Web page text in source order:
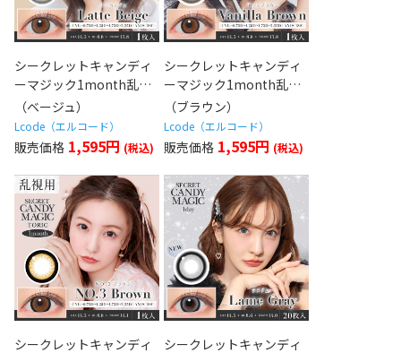
シークレットキャンディ
ーマジック1month乱視
用 ラテベージュ
（ベージュ）
Lcode（エルコード）
1,595円
シークレットキャンディ
ーマジック1month乱視
用 バニラブラウン
（ブラウン）
Lcode（エルコード）
1,595円
シークレットキャンディ
シークレットキャンディ